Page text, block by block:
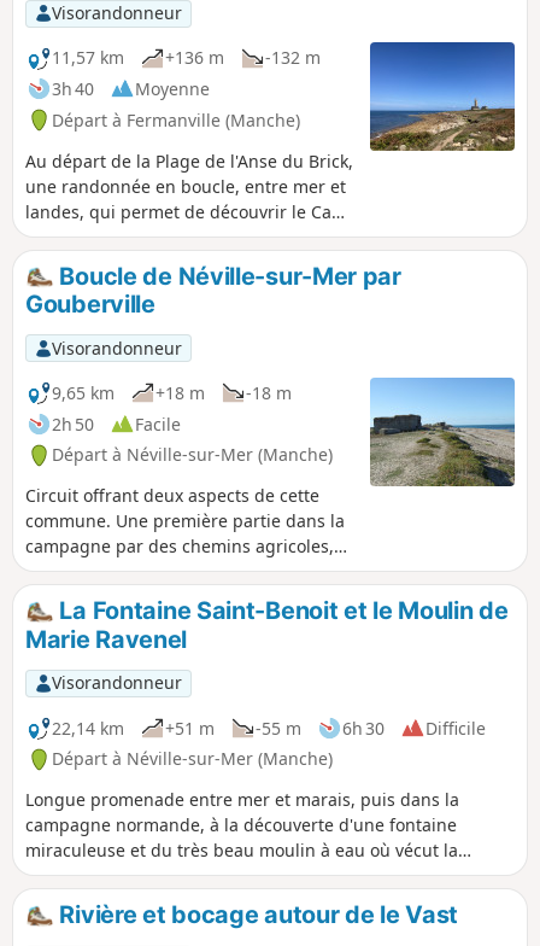
Visorandonneur
11,57 km
+136 m
-132 m
3h 40
Moyenne
Départ à Fermanville (Manche)
Au départ de la Plage de l'Anse du Brick,
une randonnée en boucle, entre mer et
landes, qui permet de découvrir le Cap
Lévy, son fort et son phare, Port Pignot
et la Plage de la Mondrée. Le retour par
les hauteurs de Fermanville offre de
magnifiques points de vue sur le cap,
l'Anse du Brick et même le port de
Cherbourg.
Boucle de Néville-sur-Mer par
Gouberville
Visorandonneur
9,65 km
+18 m
-18 m
2h 50
Facile
Départ à Néville-sur-Mer (Manche)
Circuit offrant deux aspects de cette
commune. Une première partie dans la
campagne par des chemins agricoles,
belle découverte d’un riche bâti dominé
par le Manoir d’Imbranville et l’église de
Gouberville. Une seconde partie en bord
de mer où de nombreux blockhaus
ponctuent le sentier côtier.
La Fontaine Saint-Benoit et le Moulin de
Marie Ravenel
Visorandonneur
22,14 km
+51 m -55 m 6h 30
Difficile
Départ à Néville-sur-Mer (Manche)
Longue promenade entre mer et marais, puis dans la
campagne normande, à la découverte d'une fontaine
miraculeuse et du très beau moulin à eau où vécut la
poétesse normande Marie Ravenel.
Rivière et bocage autour de le Vast